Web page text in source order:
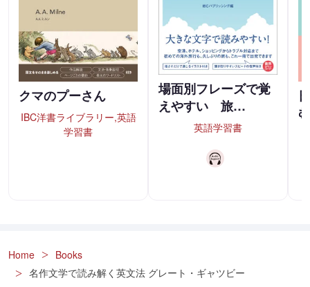
クマのプーさん
IBC洋書ライブラリー,英語
学習書
場面別フレーズで覚
えやすい 旅…
英語学習書
Home
Books
名作文学で読み解く英文法 グレート・ギャツビー